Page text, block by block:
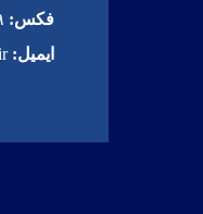
فکس:
ایمیل: info@hapico.ir